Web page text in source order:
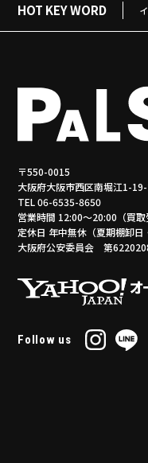
HOT KEY WORD
〒550-0015
大阪府大阪市西区南堀江1-
TEL 06-6535-8650
営業時間 12:00～20:00（買取
定休日 年中無休（夏期棚卸日
大阪府公安委員会 第
Follow us